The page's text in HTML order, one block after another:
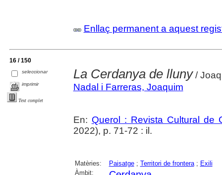
Enllaç permanent a aquest
16 / 150
seleccionar
imprimir
Text complet
La Cerdanya de lluny/
Nadal i Farreras, Joaquim
En: Querol : Revista Cultural de
2022), p. 71-72 : il.
Matèries: Paisatge; Territori de frontera; Exili
Àmbit: